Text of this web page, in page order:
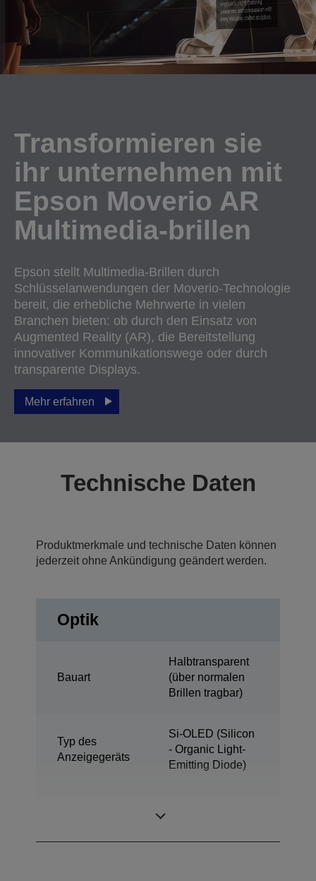
Transformieren sie
ihr unternehmen mit
Epson Moverio AR
Multimedia-brillen
Epson stellt Multimedia-Brillen durch
Schlüsselanwendungen der Moverio-Technologie
bereit, die erhebliche Mehrwerte in vielen
Branchen bieten: ob durch den Einsatz von
Augmented Reality (AR), die Bereitstellung
innovativer Kommunikationswege oder durch
transparente Displays.
Mehr erfahren
Technische Daten
Produktmerkmale und technische Daten können
jederzeit ohne Ankündigung geändert werden.
Optik
Bauart
Halbtransparent
(über normalen
Brillen tragbar)
Typ des
Anzeigegeräts
Si-OLED (Silicon
- Organic Light-
Emitting Diode)